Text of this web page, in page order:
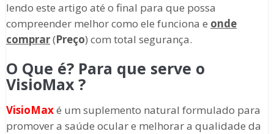
lendo este artigo até o final para que possa
compreender melhor como ele funciona e onde
comprar(Preço) com total segurança.
O Que é? Para que serve o
VisioMax ?
VisioMaxé um suplemento natural formulado para
promover a saúde ocular e melhorar a qualidade da